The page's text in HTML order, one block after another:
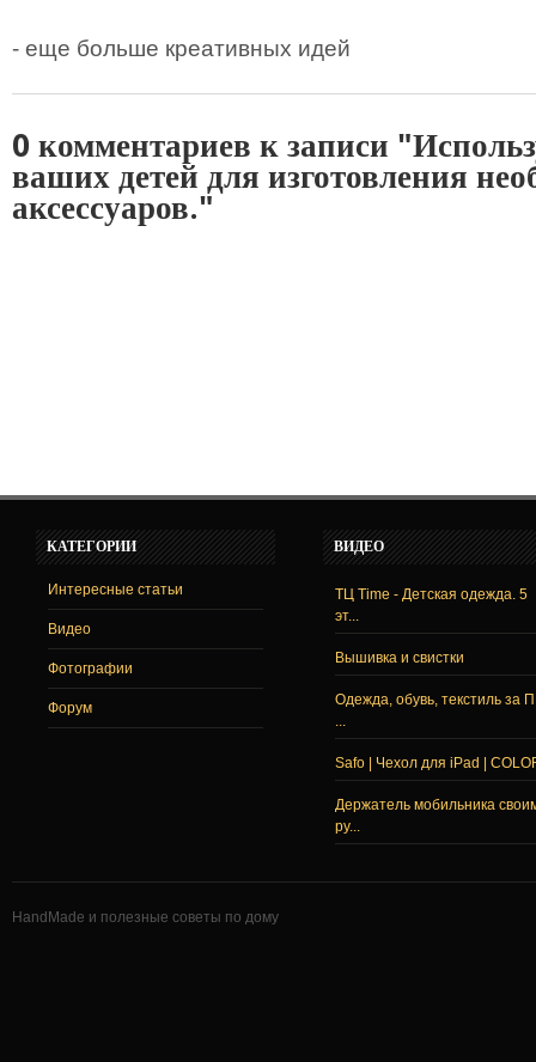
- еще больше креативных идей
0 комментариев к записи
ваших детей для изготовления
аксессуаров."
КАТЕГОРИИ
Интересные статьи
Видео
Фотографии
Форум
ВИДЕО
ТЦ Time - Детская одежда. 5
эт...
Вышивка и свистки
Одежда, обувь, текстиль за
...
Safo | Чехол для iPad |
Держатель мобильника
ру...
HandMade и полезные советы по дому